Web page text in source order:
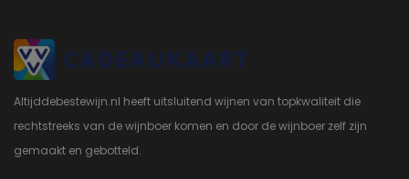
Altijddebestewijn.nl heeft uitsluitend wijnen van topkwaliteit die
rechtstreeks van de wijnboer komen en door de wijnboer zelf zijn
gemaakt en gebotteld.